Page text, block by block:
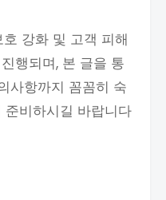
강화 및 고객 피해
행되며, 본 글을 통
사항까지 꼼꼼히 숙
비하시길 바랍니다